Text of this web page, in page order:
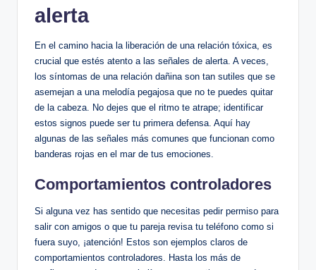
alerta
En el camino hacia la liberación de una relación tóxica, es
crucial que estés atento a las señales de alerta. A veces,
los síntomas de una relación dañina son tan sutiles que se
asemejan a una melodía pegajosa que no te puedes quitar
de la cabeza. No dejes que el ritmo te atrape; identificar
estos signos puede ser tu primera defensa. Aquí hay
algunas de las señales más comunes que funcionan como
banderas rojas en el mar de tus emociones.
Comportamientos controladores
Si alguna vez has sentido que necesitas pedir permiso para
salir con amigos o que tu pareja revisa tu teléfono como si
fuera suyo, ¡atención! Estos son ejemplos claros de
comportamientos controladores. Hasta los más de